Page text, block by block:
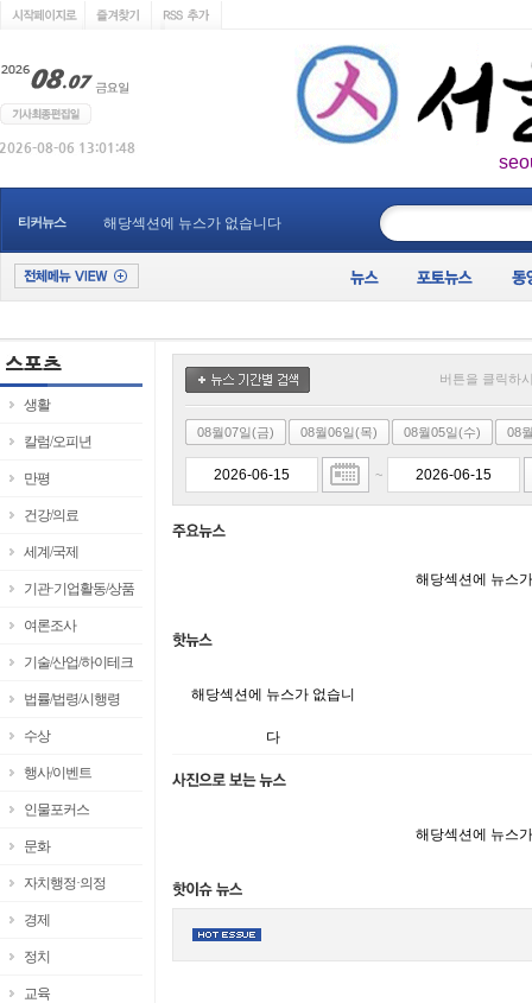
티커뉴스 해당섹션에 뉴스가 없습니다
생활
칼럼/오피년
만평
건강/의료
세계/국제
기관·기업활동/상품
여론조사
기술/산업/하이테크
법률/법령/시행령
수상
행사/이벤트
인물포커스
문화
자치행정·의정
경제
정치
교육
버튼을 클릭하
08월07일(금) 08월06일(목) 08월05일(수) 08
~
해당섹션에 뉴스
해당섹션에 뉴스가 없습니
다
해당섹션에 뉴스